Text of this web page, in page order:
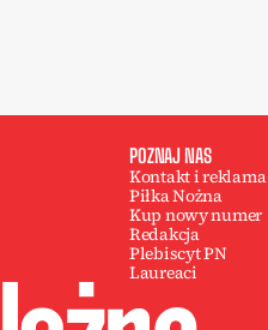
POZNAJ NAS
Kontakt i reklama
Piłka Nożna
Kup nowy numer
Redakcja
Plebiscyt PN
Laureaci